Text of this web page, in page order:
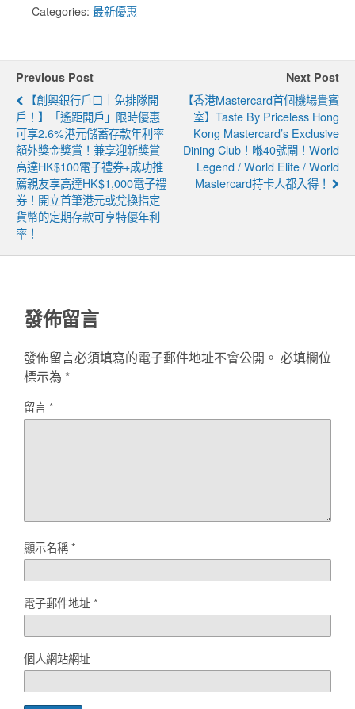
Categories: 最新優惠
Previous Post
【創興銀行戶口｜免排隊開
戶！】「遙距開戶」限時優惠
可享2.6%港元儲蓄存款年利率
額外獎金獎賞！兼享迎新獎賞
高達HK$100電子禮券+成功推
薦親友享高達HK$1,000電子禮
券！開立首筆港元或兌換指定
貨幣的定期存款可享特優年利
率！
Next Post
【香港Mastercard首個機場貴賓
室】Taste By Priceless Hong
Kong Mastercard’s Exclusive
Dining Club！喺40號閘！World
Legend / World Elite / World
Mastercard持卡人都入得！
發佈留言
發佈留言必須填寫的電子郵件地址不會公開。 必填欄位
標示為 *
留言*
顯示名稱*
電子郵件地址*
個人網站網址